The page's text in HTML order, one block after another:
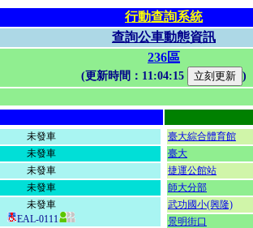
行動查詢系統
查詢公車動態資訊
236區
(更新時間： 11:04:15 )
未發車
未發車
未發車
未發車
未發車
EAL-0111
臺大綜合體育館
臺大
捷運公館站
師大分部
武功國小(興隆)
景明街口